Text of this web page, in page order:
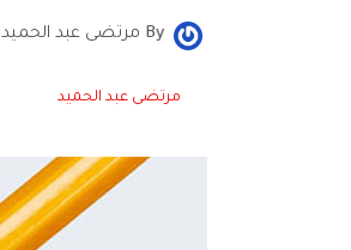
By مرتضى عبد الحميد
مرتضى عبد الحميد